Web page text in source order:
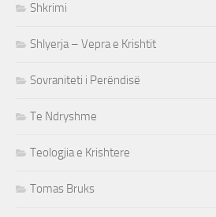
Shkrimi
Shlyerja – Vepra e Krishtit
Sovraniteti i Perëndisë
Te Ndryshme
Teologjia e Krishtere
Tomas Bruks